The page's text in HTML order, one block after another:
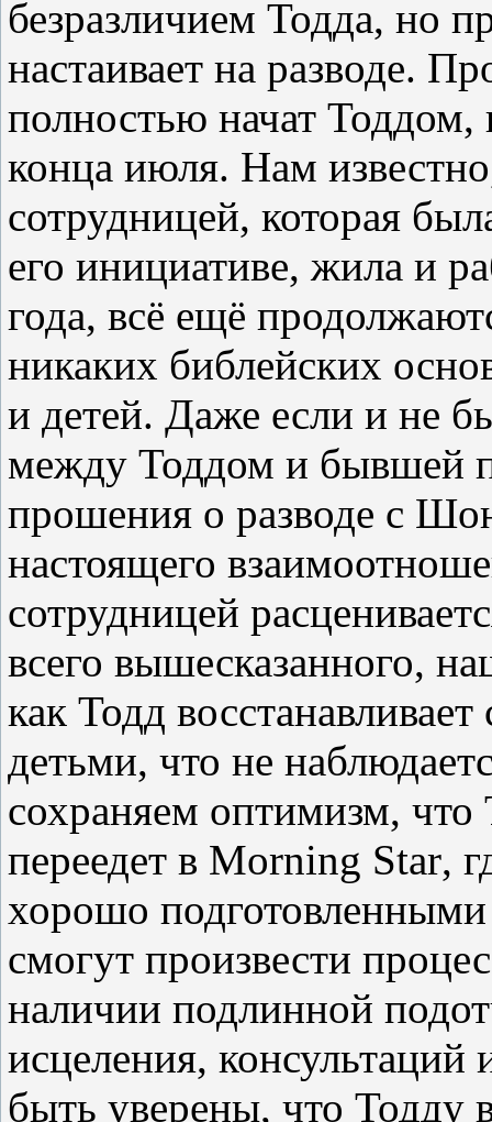
безразличием Тодда, но
настаивает на разводе.
полностью начат Тоддом,
конца июля. Нам
сотрудницей, которая
его инициативе, жила и
года, всё ещё
никаких библейских
и детей. Даже если и не
между Тоддом и бывшей
прошения о разводе с
настоящего
сотрудницей
всего вышесказанного,
как Тодд
детьми, что не
сохраняем оптимизм, что
переедет в Morning Star,
хорошо
смогут произвести
наличии подлинной
исцеления,
быть уверены, что Тодду